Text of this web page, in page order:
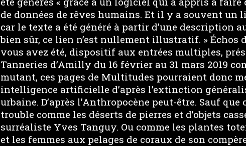
de données de rêves humains. Et il y a souvent un
car le texte a été généré à partir d’une description
bien sûr, ce lien n’est nullement illustratif. » Échos
vous avez été, dispositif aux entrées multiples,
Tanneries d’Amilly du 16 février au 31 mars 2019
mutant, ces pages de Multitudes pourraient donc
intelligence artificielle d’après l’extinction
urbaine. D’après l’Anthropocène peut-être. Sauf
trouble comme les déserts de pierres et d’objets
surréaliste Yves Tanguy. Ou comme les plantes
et les femmes aux pelages de coraux de son